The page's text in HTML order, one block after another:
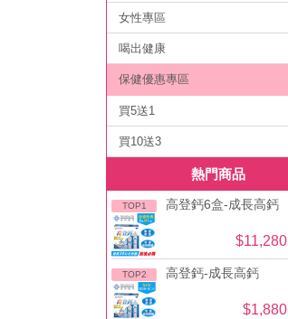
女性專區
喝出健康
保健優惠專區
買5送1
買10送3
熱門商品
TOP1 高登鈣6盒-成長高鈣
$11,280
TOP2 高登鈣-成長高鈣
$1,880